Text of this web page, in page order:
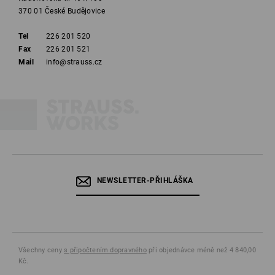
370 01 České Budějovice
Tel
226 201 520
Fax
226 201 521
Mail
info@strauss.cz
NEWSLETTER-PŘIHLÁŠKA
Všechny ceny s připočtením dopravnéhopři objednávce méně než 4 840,00
Kč.